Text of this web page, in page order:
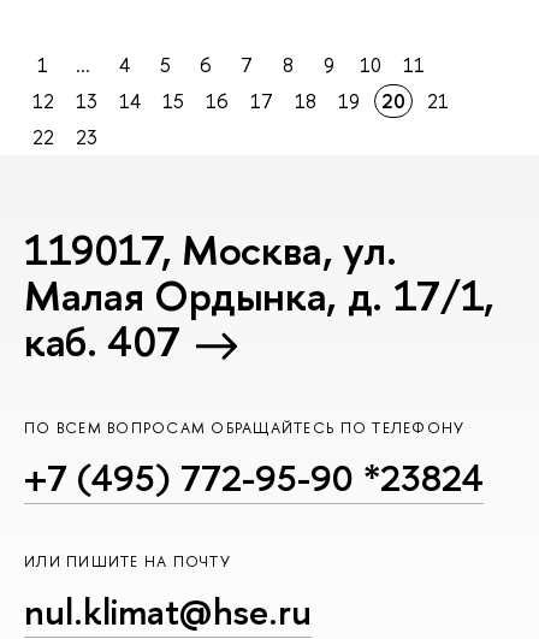
1 ... 4 5 6 7 8 9 10
11
12
13 14 15 16 17 18 19 20
21
22
23
119017, Москва, ул.
Малая Ордынка, д. 17/1,
каб. 407
ПО ВСЕМ ВОПРОСАМ ОБРАЩАЙТЕСЬ ПО ТЕЛЕФОНУ
+7 (495) 772-95-90 *23824
ИЛИ ПИШИТЕ НА ПОЧТУ
nul.klimat@hse.ru